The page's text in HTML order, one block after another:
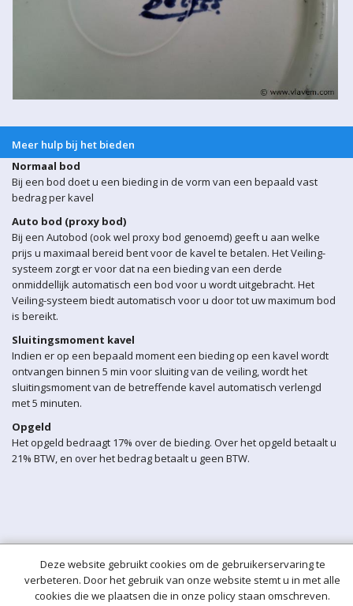
Meer hulp bij het bieden
Normaal bod
Bij een bod doet u een bieding in de vorm van een bepaald vast
bedrag per kavel
Auto bod (proxy bod)
Bij een Autobod (ook wel proxy bod genoemd) geeft u aan welke
prijs u maximaal bereid bent voor de kavel te betalen. Het Veiling-
systeem zorgt er voor dat na een bieding van een derde
onmiddellijk automatisch een bod voor u wordt uitgebracht. Het
Veiling-systeem biedt automatisch voor u door tot uw maximum bod
is bereikt.
Sluitingsmoment kavel
Indien er op een bepaald moment een bieding op een kavel wordt
ontvangen binnen 5 min voor sluiting van de veiling, wordt het
sluitingsmoment van de betreffende kavel automatisch verlengd
met 5 minuten.
Opgeld
Het opgeld bedraagt 17% over de bieding. Over het opgeld betaalt u
21% BTW, en over het bedrag betaalt u geen BTW.
Deze website gebruikt cookies om de gebruikerservaring te
verbeteren. Door het gebruik van onze website stemt u in met alle
cookies die we plaatsen die in onze policy staan omschreven.